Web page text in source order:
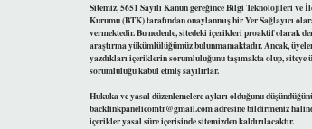
Sitemiz, 5651 Sayılı Kanun gereğince Bilgi Teknolojileri ve
Kurumu (BTK) tarafından onaylanmış bir Yer Sağlayıcı
vermektedir. Bu nedenle, sitedeki içerikleri proaktif olarak
araştırma yükümlülüğümüz bulunmamaktadır. Ancak,
yazdıkları içeriklerin sorumluluğunu taşımakta olup, siteye
sorumluluğu kabul etmiş sayılırlar.
Hukuka ve yasal düzenlemelere aykırı olduğunu
backlinkpanelicomtr@gmail.comadresine bildirmeniz
içerikler yasal süre içerisinde sitemizden kaldırılacaktır.